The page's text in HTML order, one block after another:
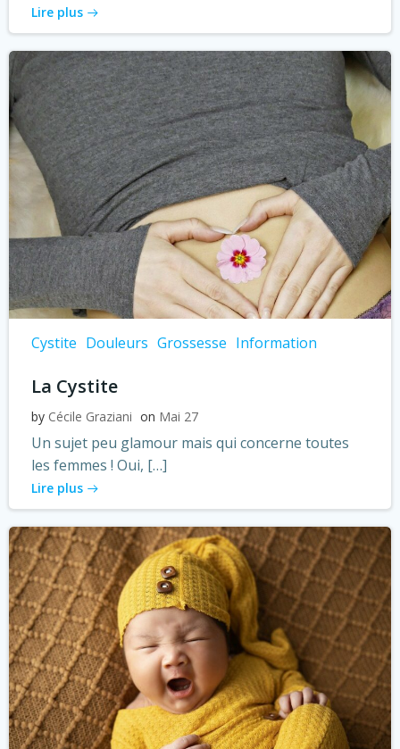
Lire plus
Cystite Douleurs Grossesse Information
La Cystite
by Cécile Graziani on Mai 27
Un sujet peu glamour mais qui concerne toutes
les femmes ! Oui, […]
Lire plus